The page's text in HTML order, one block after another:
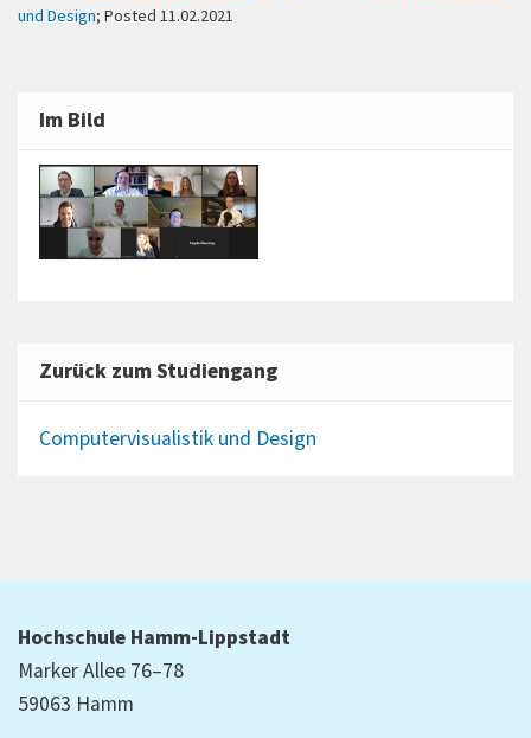
und Design; Posted 11.02.2021
Im Bild
Zurück zum Studiengang
Computervisualistik und Design
Hochschule Hamm-Lippstadt
Marker Allee 76–78
59063 Hamm